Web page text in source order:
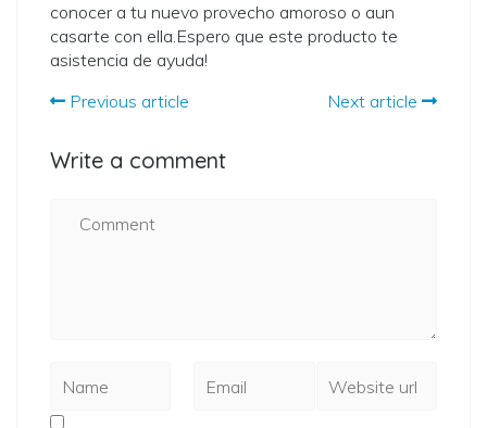
conocer a tu nuevo provecho amoroso o aun
casarte con ella.Espero que este producto te
asistencia de ayuda!
Previous article
Next article
Write a comment